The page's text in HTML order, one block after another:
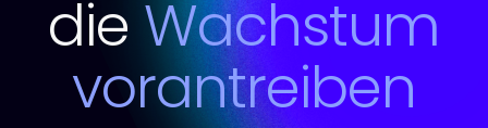
die Wachstum
vorantreiben